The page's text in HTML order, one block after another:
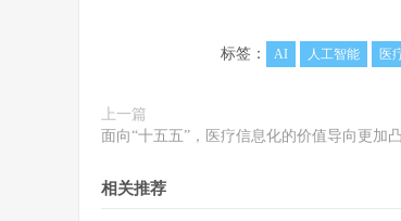
标签： AI 人工智能 医
上一篇
面向“十五五”，医疗信息化的价值导向更加
相关推荐